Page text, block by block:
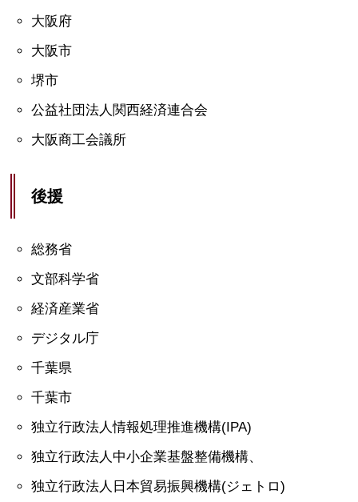
大阪府
大阪市
堺市
公益社団法人関西経済連合会
大阪商工会議所
後援
総務省
文部科学省
経済産業省
デジタル庁
千葉県
千葉市
独立行政法人情報処理推進機構(IPA)
独立行政法人中小企業基盤整備機構、
独立行政法人日本貿易振興機構(ジェトロ)